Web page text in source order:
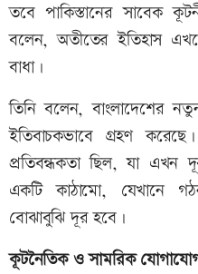
তবে পাকিস্তানের সাবেক
বলেন, অতীতের ইতিহাস
বাধা।
তিনি বলেন, বাংলাদেশের
ইতিবাচকভাবে গ্রহণ
প্রতিবন্ধকতা ছিল, যা এখন
একটি কাঠামো, যেখানে
বোঝাবুঝি দূর হবে।
কূটনৈতিক ও সামরিক